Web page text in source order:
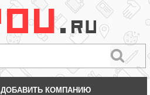
ДОБАВИТЬ КОМПАНИЮ